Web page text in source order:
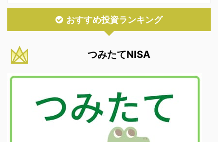
おすすめ投資ランキング
つみたてNISA